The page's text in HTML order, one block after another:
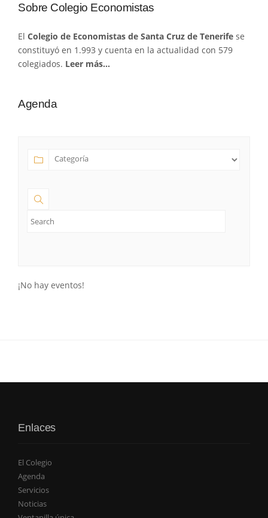
Sobre Colegio Economistas
El Colegio de Economistas de Santa Cruz de Tenerife se
constituyó en 1.993 y cuenta en la actualidad con 579
colegiados. Leer más…
Agenda
¡No hay eventos!
Enlaces
El Colegio
Agenda
Servicios
Noticias